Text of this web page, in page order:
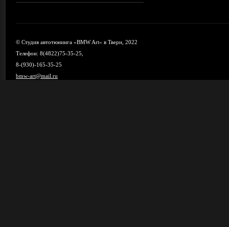
© Студия автотюнинга «BMW Art» в Твери, 2022
Телефон: 8(4822)75-35-25,
8-(930)-165-35-25
bmw-art@mail.ru
Карта сайта